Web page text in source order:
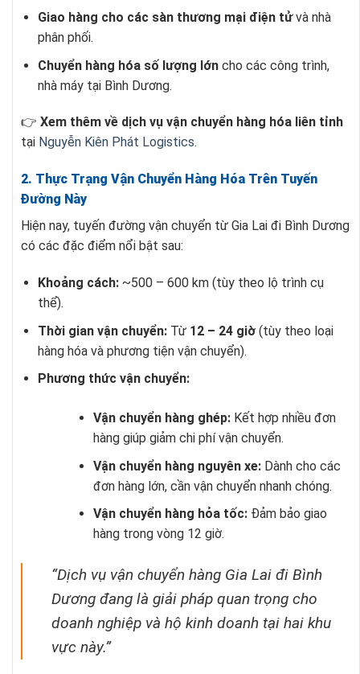
Giao hàng cho các sàn thương mại điện tửvà nhà
phân phối.
Chuyển hàng hóa số lượng lớncho các công trình,
nhà máy tại Bình Dương.
👉 Xem thêm về dịch vụ vận chuyển hàng hóa liên tỉnh
tại Nguyễn Kiên Phát Logistics.
2. Thực Trạng Vận Chuyển Hàng Hóa Trên Tuyến
Đường Này
Hiện nay, tuyến đường vận chuyển từ Gia Lai đi Bình Dương
có các đặc điểm nổi bật sau:
Khoảng cách:~500 – 600 km (tùy theo lộ trình cụ
thể).
Thời gian vận chuyển:Từ 12 – 24 giờ(tùy theo loại
hàng hóa và phương tiện vận chuyển).
Phương thức vận chuyển:
Vận chuyển hàng ghép:Kết hợp nhiều đơn
hàng giúp giảm chi phí vận chuyển.
Vận chuyển hàng nguyên xe:Dành cho các
đơn hàng lớn, cần vận chuyển nhanh chóng.
Vận chuyển hàng hỏa tốc:Đảm bảo giao
hàng trong vòng 12 giờ.
“Dịch vụ vận chuyển hàng Gia Lai đi Bình
Dương đang là giải pháp quan trọng cho
doanh nghiệp và hộ kinh doanh tại hai khu
vực này.”